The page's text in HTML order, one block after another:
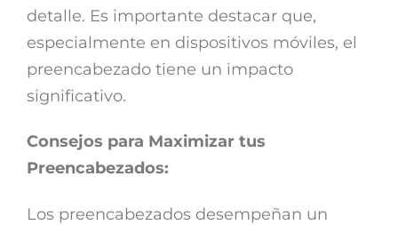
detalle. Es importante destacar que,
especialmente en dispositivos móviles, el
preencabezado tiene un impacto
significativo.
Consejos para Maximizar tus
Preencabezados:
Los preencabezados desempeñan un